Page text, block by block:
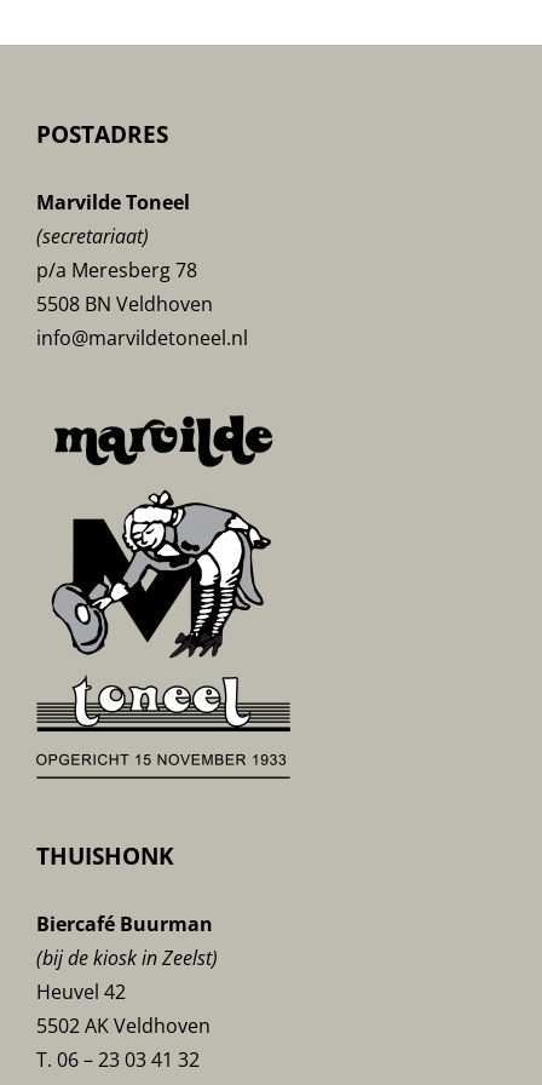
POSTADRES
Marvilde Toneel
(secretariaat)
p/a Meresberg 78
5508 BN Veldhoven
info@marvildetoneel.nl
THUISHONK
Biercafé Buurman
(bij de kiosk in Zeelst)
Heuvel 42
5502 AK Veldhoven
T. 06 – 23 03 41 32